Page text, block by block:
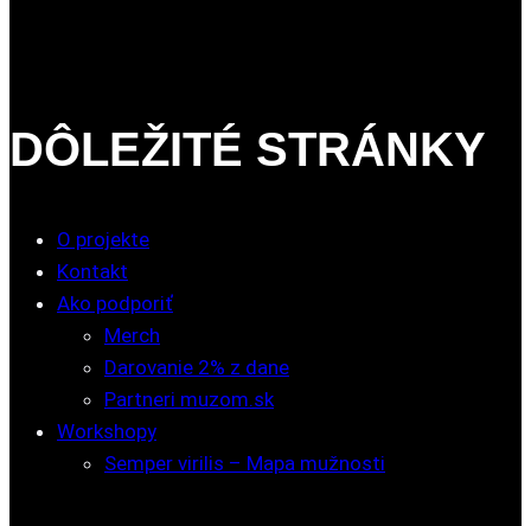
DÔLEŽITÉ STRÁNKY
O projekte
Kontakt
Ako podporiť
Merch
Darovanie 2% z dane
Partneri muzom.sk
Workshopy
Semper virilis – Mapa mužnosti